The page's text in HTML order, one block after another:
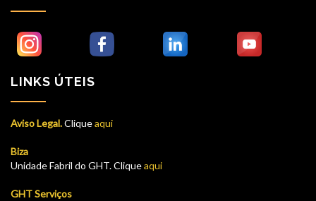
LINKS ÚTEIS
Aviso Legal.Cliqueaqui
Biza
Unidade Fabril do GHT. Cliqueaqui
GHT Serviços